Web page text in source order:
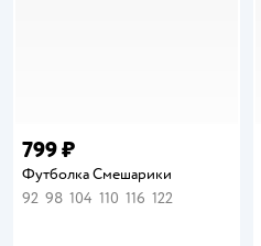
799 ₽
Футболка Смешарики
92 98 104 110 116 122